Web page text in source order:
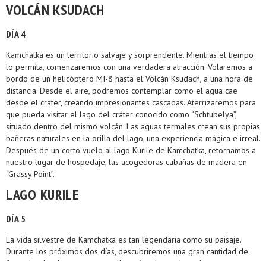
VOLCÁN KSUDACH
DÍA 4
Kamchatka es un territorio salvaje y sorprendente. Mientras el tiempo
lo permita, comenzaremos con una verdadera atracción. Volaremos a
bordo de un helicóptero MI-8 hasta el Volcán Ksudach, a una hora de
distancia. Desde el aire, podremos contemplar como el agua cae
desde el cráter, creando impresionantes cascadas. Aterrizaremos para
que pueda visitar el lago del cráter conocido como “Schtubelya”,
situado dentro del mismo volcán. Las aguas termales crean sus propias
bañeras naturales en la orilla del lago, una experiencia mágica e irreal.
Después de un corto vuelo al lago Kurile de Kamchatka, retornamos a
nuestro lugar de hospedaje, las acogedoras cabañas de madera en
“Grassy Point”.
LAGO KURILE
DÍA 5
La vida silvestre de Kamchatka es tan legendaria como su paisaje.
Durante los próximos dos días, descubriremos una gran cantidad de